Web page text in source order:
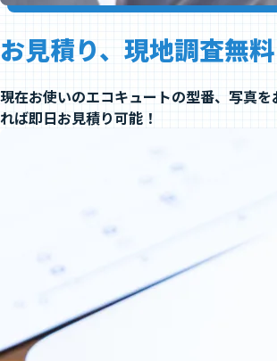
お見積り、現地調査無料
現在お使いのエコキュートの型番、写真を
れば即日お見積り可能！